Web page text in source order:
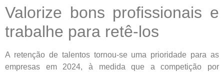
Valorize bons profissionais e
trabalhe para retê-los
A retenção de talentos tornou-se uma prioridade para as
empresas em 2024, à medida que a competição por